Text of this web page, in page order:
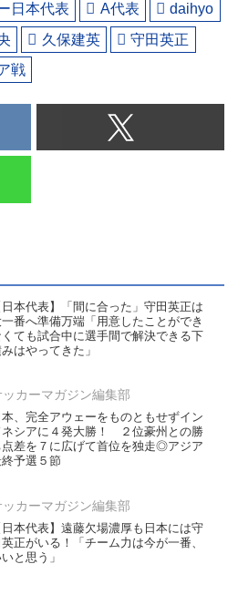
日本代表 A代表
daihyo
久保建英
守田英正
戦
日本代表】「間に合った」守田英正は
一番へ準備万端「用意したことができ
くても試合中に選手間で解決できる下
はやってきた」
ッカーマガジン編集部
本、完全アウェーをものともせずイン
ネシアに４発大勝！ ２位豪州との勝
点差を７に広げて首位を独走◎アジア
予選５節
ッカーマガジン編集部
日本代表】遠藤欠場濃厚も日本には守
英正がいる！「チーム力は今が一番、
と思う」